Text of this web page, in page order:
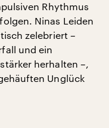
Rhythmus
Ninas Leiden
zelebriert –
und ein
herhalten –,
Unglück